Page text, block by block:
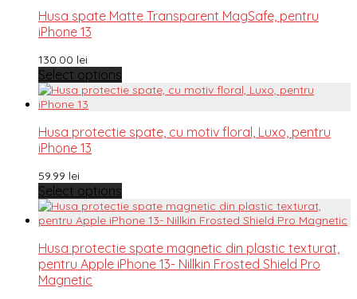
Husa spate Matte Transparent MagSafe, pentru
iPhone 13
130.00 lei
Select options
Husa protectie spate, cu motiv floral, Luxo, pentru
iPhone 13
59.99 lei
Select options
Husa protectie spate magnetic din plastic texturat,
pentru Apple iPhone 13- Nillkin Frosted Shield Pro
Magnetic